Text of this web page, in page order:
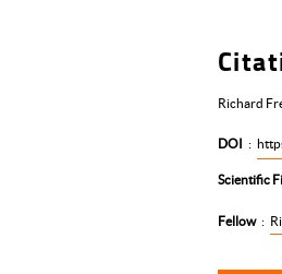
Richard
DOI :
Scientific
Fellow :